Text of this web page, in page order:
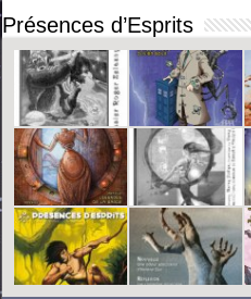
Présences d’Esprits